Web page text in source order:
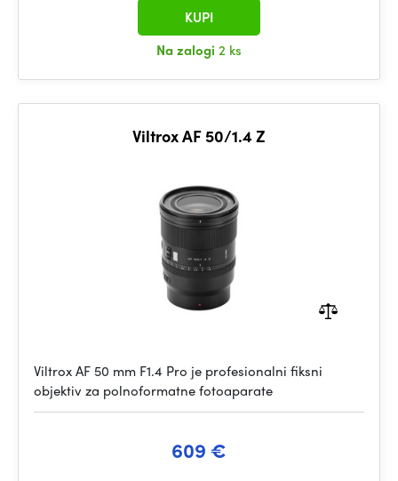
Na zalogi 2 ks
KUPI
Viltrox AF 50/1.4 Z
Viltrox AF 50 mm F1.4 Pro je profesionalni fiksni
objektiv za polnoformatne fotoaparate
609 €